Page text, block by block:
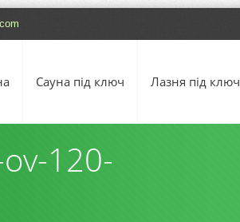
Сауна під ключ Лазня під ключ
120-